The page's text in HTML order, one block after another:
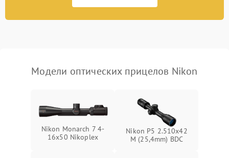
защиты от перегрева
Модели оптических прицелов Nikon
Nikon Monarch 7 4-
16x50 Nikoplex
Nikon P5 2.510x42
M (25,4mm) BDC